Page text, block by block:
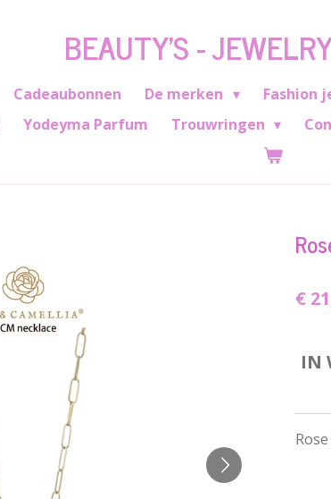
BEAUTY'S -
Cadeaubonnen De merken Fashion
Yodeyma Parfum Trouwringen
€
IN